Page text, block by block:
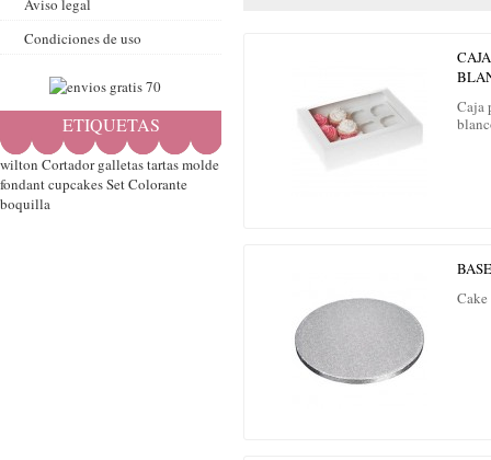
Aviso legal
Condiciones de uso
ETIQUETAS
wilton Cortador galletastartasmolde
fondantcupcakesSetColorante
boquilla
Caja
Cake